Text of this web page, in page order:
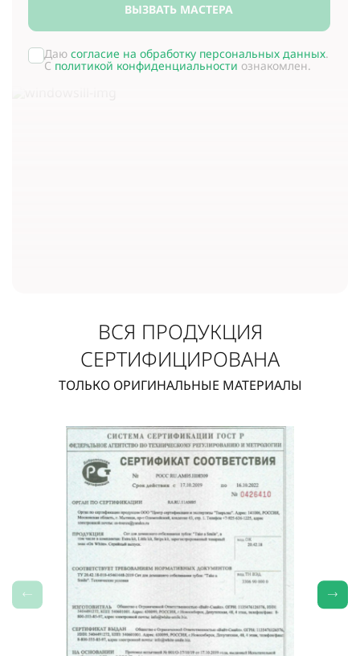
ВЫЗВАТЬ МАСТЕРА
Даю согласие на обработку персональных данных.
С политикой конфиденциальности ознакомлен.
ВСЯ ПРОДУКЦИЯ
СЕРТИФИЦИРОВАНА
ТОЛЬКО ОРИГИНАЛЬНЫЕ МАТЕРИАЛЫ